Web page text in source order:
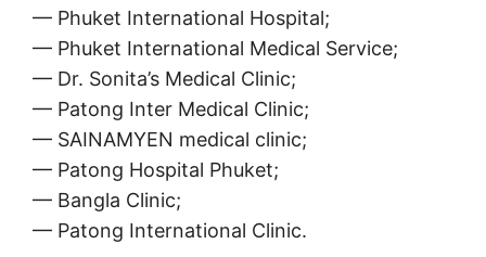
— Phuket International Hospital;
— Phuket International Medical Service;
— Dr. Sonita’s Medical Clinic;
— Patong Inter Medical Clinic;
— SAINAMYEN medical clinic;
— Patong Hospital Phuket;
— Bangla Clinic;
— Patong International Clinic.